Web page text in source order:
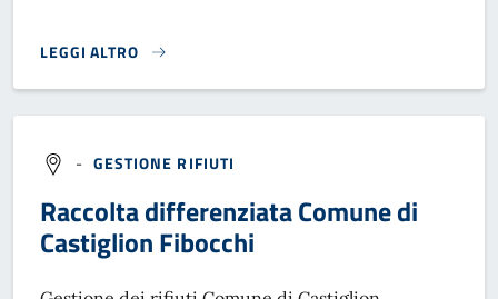
LEGGI ALTRO
CENTRO PER IL DEPOSITO RIFIUTI E RITIRO INGOMBRANTI}
- GESTIONE RIFIUTI
Raccolta differenziata Comune di
Castiglion Fibocchi